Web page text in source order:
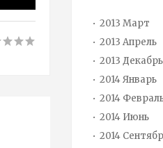
2013 Март
2013 Апрель
2013 Декабрь
2014 Январь
2014
2014 Июнь
2014